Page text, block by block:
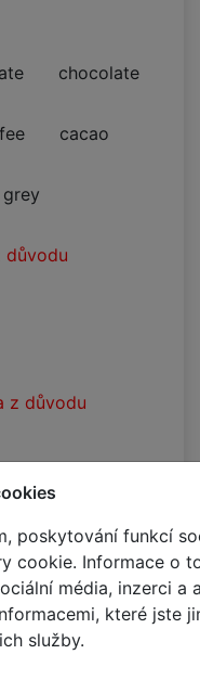
poskytování funkcí
cookie. Informace o
média, inzerci a
které jste
služby.
chocolate
cacao
důvodu
z důvodu
+10%
wave